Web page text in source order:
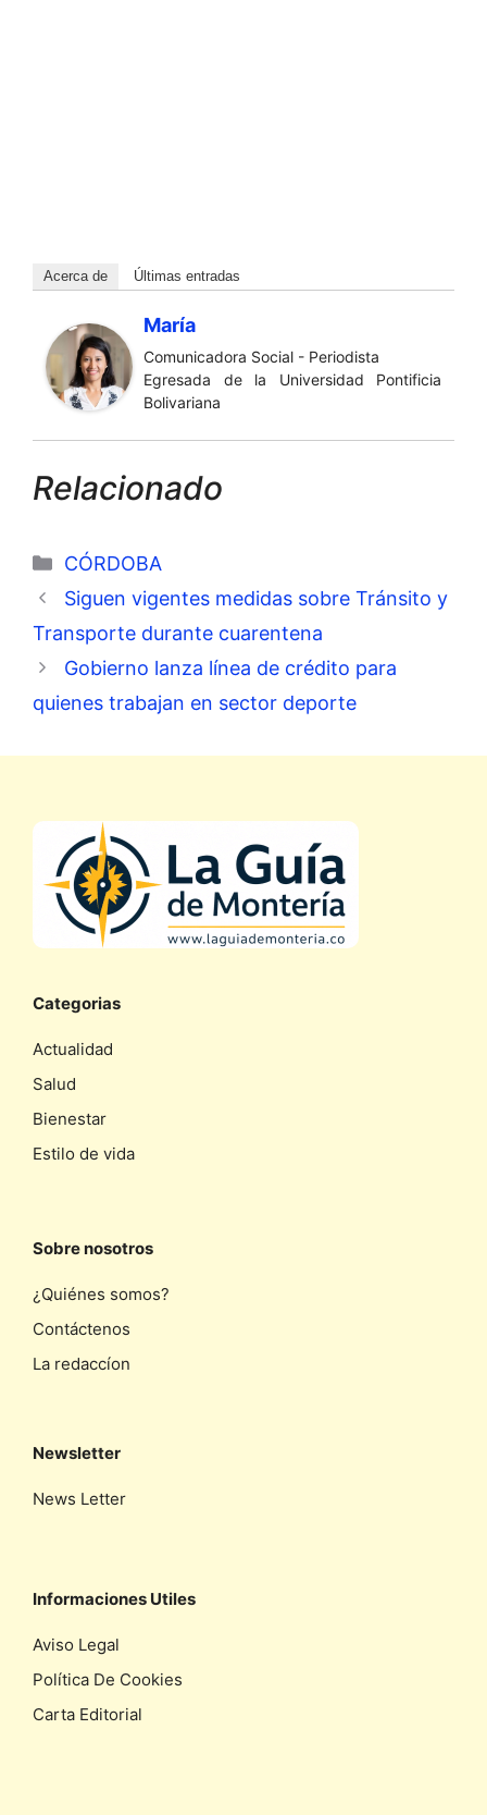
Acerca de Últimas entradas
María
Comunicadora Social - Periodista
Egresada de la Universidad Pontificia
Bolivariana
Relacionado
Categorías
CÓRDOBA
Siguen vigentes medidas sobre Tránsito y
Transporte durante cuarentena
Gobierno lanza línea de crédito para
quienes trabajan en sector deporte
Categorias
Actualidad
Salud
Bienestar
Estilo de vida
Sobre nosotros
¿Quiénes somos?
Contáctenos
La redaccíon
Newsletter
News Letter
Informaciones Utiles
Aviso Legal
Política De Cookies
Carta Editorial